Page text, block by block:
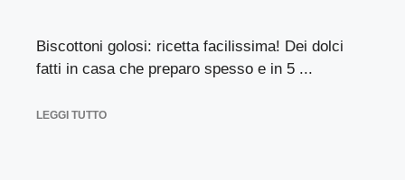
Biscottoni golosi: ricetta facilissima! Dei dolci
fatti in casa che preparo spesso e in 5 ...
LEGGI TUTTO